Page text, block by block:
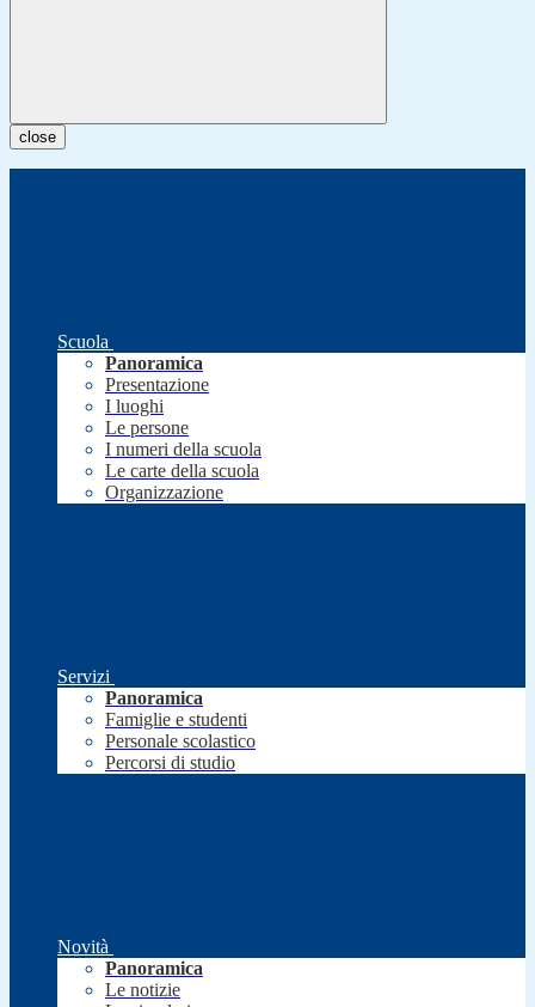
close
Scuola
Panoramica
Presentazione
I luoghi
Le persone
I numeri della scuola
Le carte della scuola
Organizzazione
Servizi
Panoramica
Famiglie e studenti
Personale scolastico
Percorsi di studio
Novità
Panoramica
Le notizie